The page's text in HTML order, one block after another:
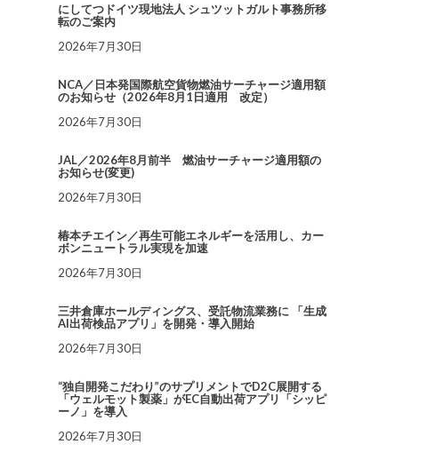
にしてつドイツ現地法人 シュツットガルト事務所移
転のご案内
2026年7月30日
NCA／日本発国際航空貨物燃油サーチャージ適用額
のお知らせ（2026年8月1日適用 改定）
2026年7月30日
JAL／2026年8月前半 燃油サーチャージ適用額の
お知らせ(変更)
2026年7月30日
椿本チエイン／再生可能エネルギーを活用し、カー
ボンニュートラル実現を加速
2026年7月30日
三井倉庫ホールディングス、受託物流業務に 「生成
AI出荷検品アプリ」を開発・導入開始
2026年7月30日
“独自開発こだわり”のサプリメントでD2C展開する
「ウェルモット製薬」がEC自動出荷アプリ「シッピ
ーノ」を導入
2026年7月30日